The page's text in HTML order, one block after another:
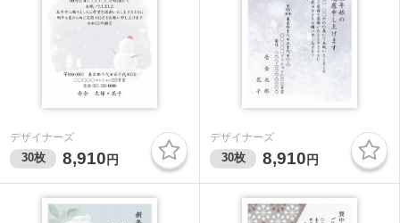
デザイナーズ
30枚 8,910 円
デザイナーズ
30枚 8,910 円